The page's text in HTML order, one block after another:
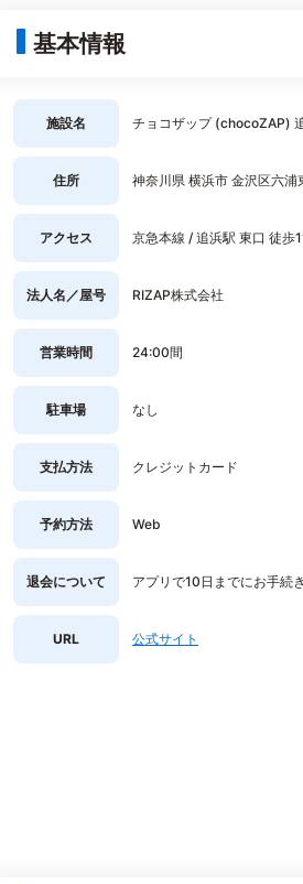
基本情報
施設名 チョコザップ (chocoZAP)
住所 神奈川県 横浜市 金沢区六
アクセス 京急本線 / 追浜駅 東口 徒歩
法人名／屋号 RIZAP株式会社
営業時間 24:00間
駐車場 なし
支払方法 クレジットカード
予約方法 Web
退会について アプリで10日までにお手続き
URL 公式サイト